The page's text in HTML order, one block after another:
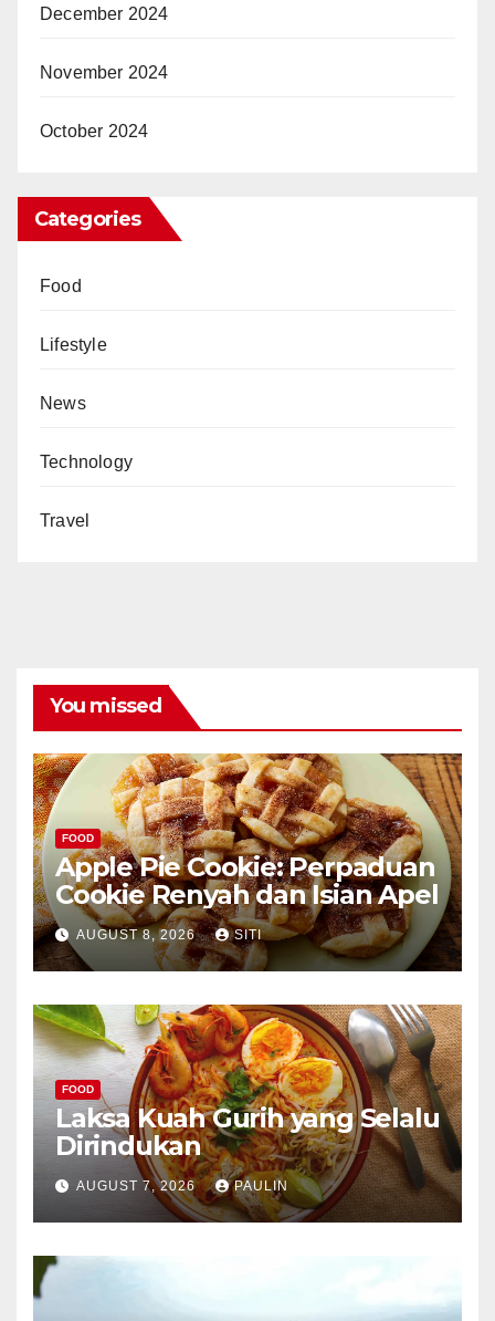
December 2024
November 2024
October 2024
Categories
Food
Lifestyle
News
Technology
Travel
You missed
FOOD
Apple Pie Cookie: Perpaduan
Cookie Renyah dan Isian Apel
AUGUST 8, 2026 SITI
FOOD
Laksa Kuah Gurih yang Selalu
Dirindukan
AUGUST 7, 2026 PAULIN